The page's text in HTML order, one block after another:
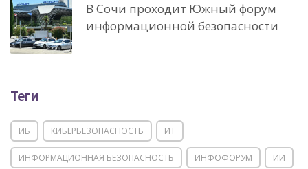
В Сочи проходит Южный форум
информационной безопасности
Теги
ИБ КИБЕРБЕЗОПАСНОСТЬ ИТ
ИНФОРМАЦИОННАЯ БЕЗОПАСНОСТЬ ИНФОФОРУМ ИИ